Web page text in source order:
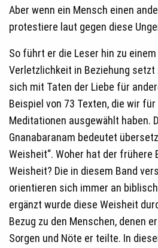
Aber wenn ein Mensch einen
protestiere laut gegen diese
So führt er die Leser hin zu
Verletzlichkeit in Beziehung
sich mit Taten der Liebe für
Beispiel von 73 Texten, die wir
Meditationen ausgewählt haben.
Gnanabaranam bedeutet
Weisheit“. Woher hat der frühere
Weisheit? Die in diesem Band
orientieren sich immer an
ergänzt wurde diese Weisheit
Bezug zu den Menschen, denen
Sorgen und Nöte er teilte. In